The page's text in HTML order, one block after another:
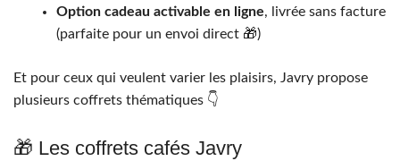
Option cadeau activable en ligne, livrée sans facture
(parfaite pour un envoi direct 🎁)
Et pour ceux qui veulent varier les plaisirs, Javry propose
plusieurs coffrets thématiques 👇
🎁 Les coffrets cafés Javry